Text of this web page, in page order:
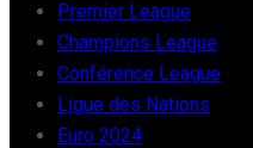
Premier League
Champions League
Conférence League
Ligue des Nations
Euro 2024